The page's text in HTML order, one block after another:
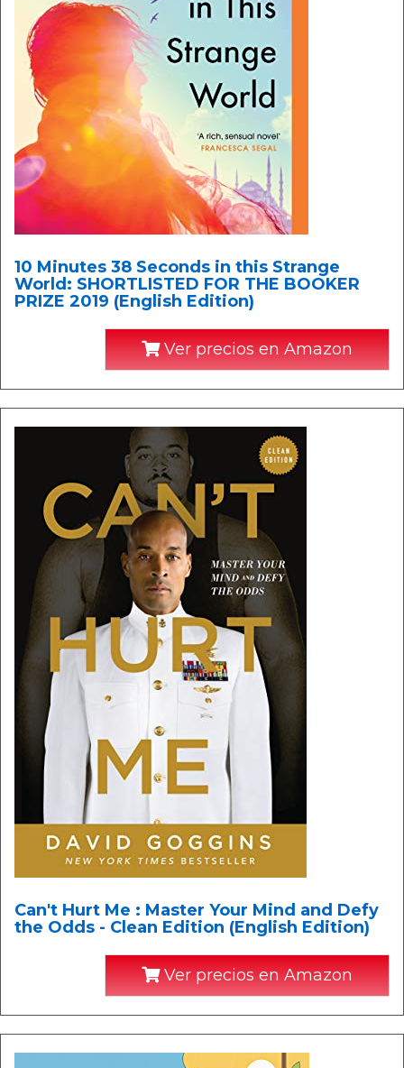
10 Minutes 38 Seconds in this Strange
World: SHORTLISTED FOR THE BOOKER
PRIZE 2019 (English Edition)
Ver precios en Amazon
Can't Hurt Me : Master Your Mind and Defy
the Odds - Clean Edition (English Edition)
Ver precios en Amazon